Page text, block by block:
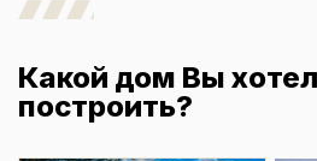
Какой дом Вы
построить?